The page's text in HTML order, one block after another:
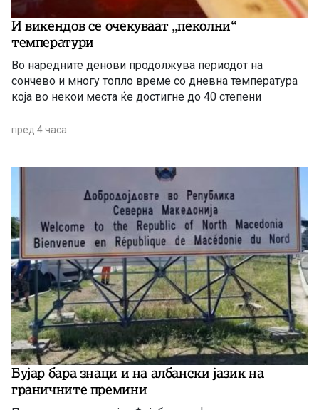
И викендов се очекуваат „пеколни“
температури
Во наредните денови продолжува периодот на
сончево и многу топло време со дневна температура
која во некои места ќе достигне до 40 степени
пред 4 часа
Бујар бара знаци и на албански јазик на
граничните премини